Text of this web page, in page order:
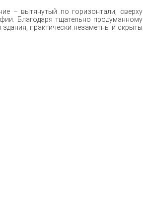
– вытянутый по горизонтали, сверху
Благодаря тщательно продуманному
практически незаметны и скрыты